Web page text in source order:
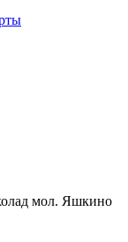
мол. Яшкино